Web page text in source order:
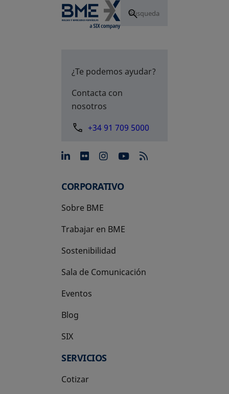
¿Te podemos ayudar?
Contacta con
nosotros
+34 91 709 5000
se abre en una pestaña
se abre en una pestaña
se abre en una
se abre en una
CORPORATIVO
Sobre BME
Trabajar en BME
Sostenibilidad
Sala de Comunicación
Eventos
Blog
SIX
se abre en una pestaña nueva
SERVICIOS
Cotizar